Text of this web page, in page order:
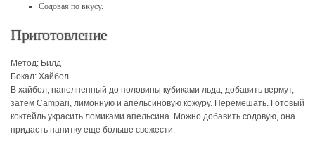
Содовая по вкусу.
Приготовление
Метод: Билд
Бокал: Хайбол
В хайбол, наполненный до половины кубиками льда, добавить вермут,
затем Campari, лимонную и апельсиновую кожуру. Перемешать. Готовый
коктейль украсить ломиками апельсина. Можно добавить содовую, она
придасть напитку еще больше свежести.